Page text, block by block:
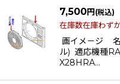
7,500円 (税込)
在庫数在庫わず
画イメ－ジ 名
ル) 適応機種
X28HRA…